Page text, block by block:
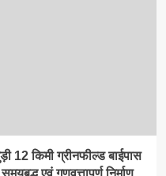
12 किमी ग्रीनफील्ड बाईपास